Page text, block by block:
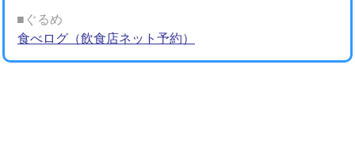
■ぐるめ
食べログ（飲食店ネット予約）